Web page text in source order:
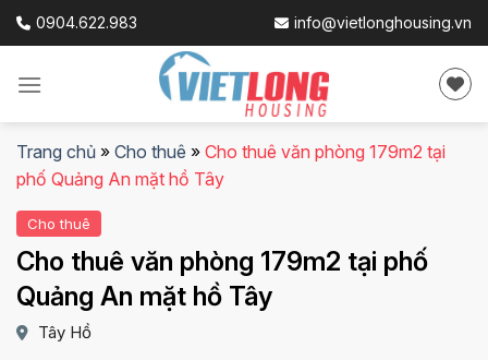
Skip
0904.622.983 info@vietlonghousing.vn
Trang chủ » Cho thuê » Cho thuê văn phòng 179m2 tại
phố Quảng An mặt hồ Tây
Cho thuê
Cho thuê văn phòng 179m2 tại phố
Quảng An mặt hồ Tây
Tây Hồ